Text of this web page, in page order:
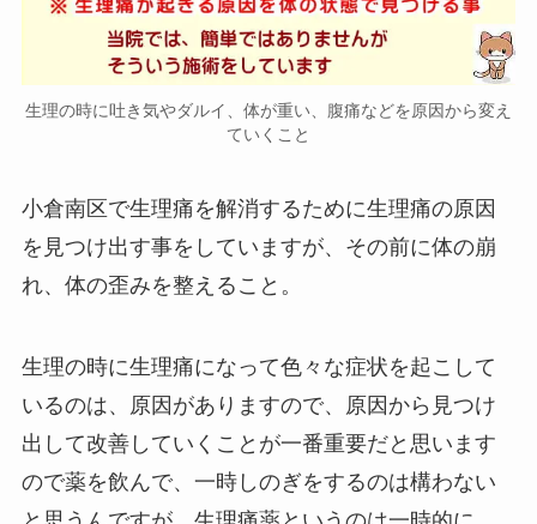
生理の時に吐き気やダルイ、体が重い、腹痛などを原因から変え
ていくこと
小倉南区で生理痛を解消するために生理痛の原因
を見つけ出す事をしていますが、その前に体の崩
れ、体の歪みを整えること。
生理の時に生理痛になって色々な症状を起こして
いるのは、原因がありますので、原因から見つけ
出して改善していくことが一番重要だと思います
ので薬を飲んで、一時しのぎをするのは構わない